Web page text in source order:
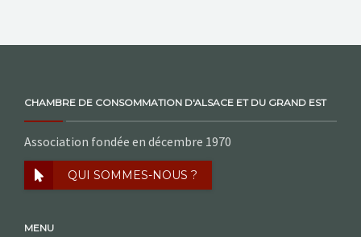
CHAMBRE DE CONSOMMATION D'ALSACE ET DU GRAND EST
Association fondée en décembre 1970
QUI SOMMES-NOUS ?
MENU